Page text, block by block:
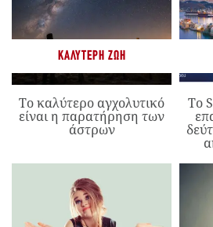
ΚΑΛΎΤΕΡΗ ΖΩΉ
Το καλύτερο αγχολυτικό
είναι η παρατήρηση των
άστρων
Το